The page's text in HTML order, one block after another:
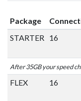
Package
STARTER
16
After 35GB your speed
FLEX 16